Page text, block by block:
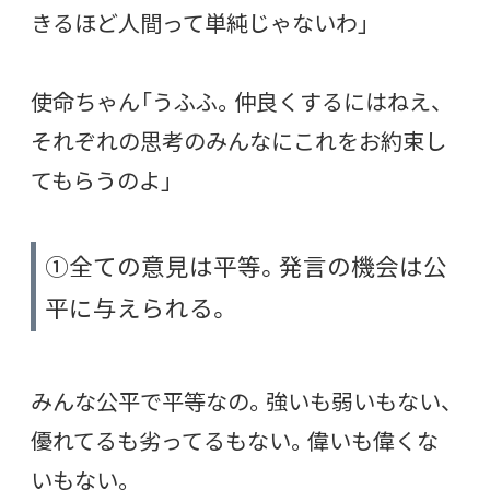
きるほど人間って単純じゃないわ」
使命ちゃん「うふふ。仲良くするにはねえ、
それぞれの思考のみんなにこれをお約束し
てもらうのよ」
①全ての意見は平等。発言の機会は公
平に与えられる。
みんな公平で平等なの。強いも弱いもない、
優れてるも劣ってるもない。偉いも偉くな
いもない。